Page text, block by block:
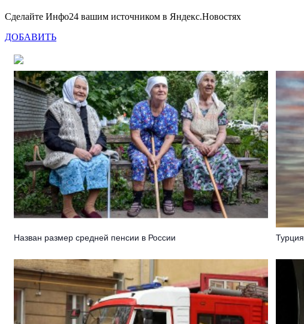
Сделайте Инфо24 вашим источником в Яндекс.Новостях
ДОБАВИТЬ
Назван размер средней пенсии в России